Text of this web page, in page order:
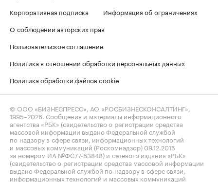
Корпоративная подписка
Информация об ограничениях
О соблюдении авторских прав
Пользовательское соглашение
Политика в отношении обработки персональных данных
Политика обработки файлов cookie
© ООО «БИЗНЕСПРЕСС», АО «РОСБИЗНЕСКОНСАЛТИНГ»,
1995–2026 . Сообщения и материалы информационного
агентства «РБК» (свидетельство о регистрации средства
массовой информации выдано Федеральной службой
по надзору в сфере связи, информационных технологий
и массовых коммуникаций (Роскомнадзор) 09.12.2015
за номером ИА №ФС77-63848) и сетевого издания «РБК»
(свидетельство о регистрации средства массовой информации
выдано Федеральной службой по надзору в сфере связи,
информационных технологий и массовых коммуникаций